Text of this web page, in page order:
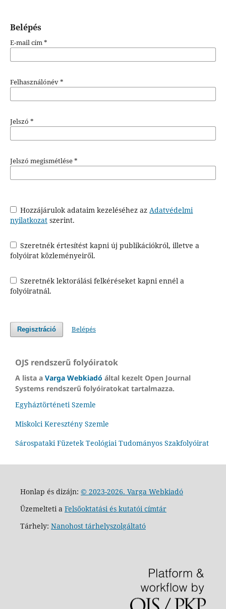
Belépés
E-mail cím*
Felhasználónév*
Jelszó *
Jelszó megismétlése*
Hozzájárulok adataim kezeléséhez azAdatvédelmi
nyilatkozatszerint.
Szeretnék értesítést kapni új publikációkról, illetve a
folyóirat közleményeiről.
Szeretnék lektorálási felkéréseket kapni ennél a
folyóiratnál.
Regisztráció Belépés
OJS rendszerű folyóiratok
A lista a Varga Webkiadó által kezelt Open Journal
Systems rendszerű folyóiratokat tartalmazza.
Egyháztörténeti Szemle
Miskolci Keresztény Szemle
Sárospataki Füzetek Teológiai Tudományos Szakfolyóirat
Honlap és dizájn: © 2023-2026. Varga Webkiadó
Üzemelteti a Felsőoktatási és kutatói címtár
Tárhely: Nanohost tárhelyszolgáltató